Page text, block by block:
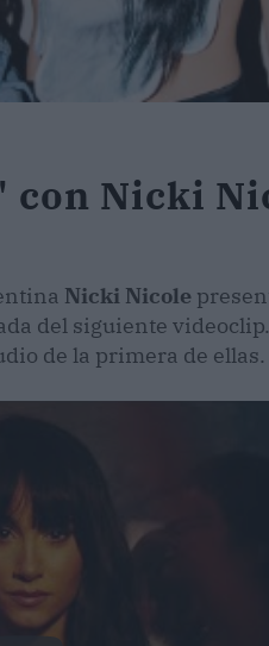
con Nicki
Nicki Nicole
del siguiente
de la primera de ellas.